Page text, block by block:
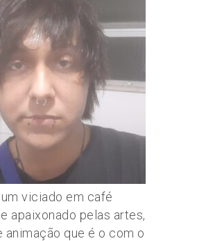
viciado em café
apaixonado pelas artes,
que é o com o